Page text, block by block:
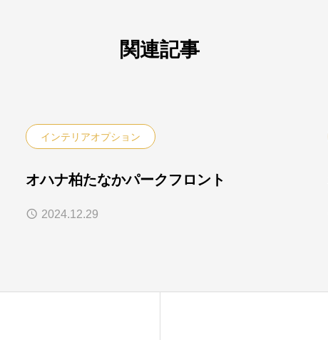
関連記事
インテリアオプション
オハナ柏たなかパークフロント
2024.12.29